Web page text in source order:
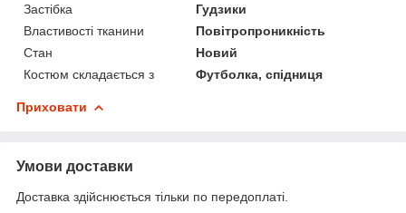
Застібка
Гудзики
Властивості тканини
Повітропроникність
Стан
Новий
Костюм складається з
Футболка, спідниця
Приховати
Умови доставки
Доставка здійснюється тільки по передоплаті.